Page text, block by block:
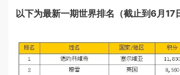
以下为最新一期世界排名（截止到6月17